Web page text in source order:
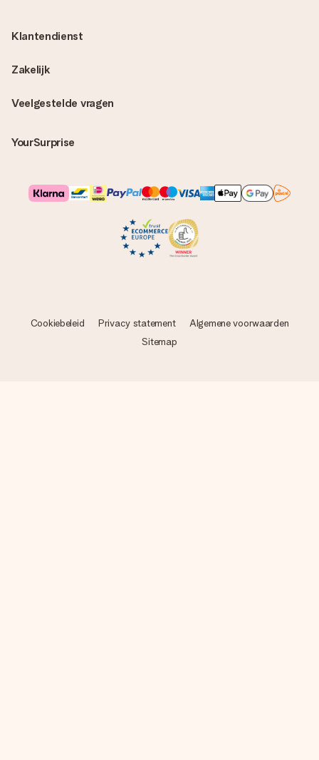
Veelgestelde vragen
YourSurprise
Klantendienst
Zakelijk
Cookiebeleid Privacy statement
Algemene voorwaarden
Sitemap